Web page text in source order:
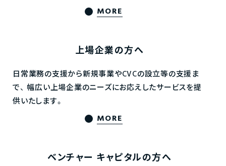
MORE
上場企業の方へ
日常業務の支援から新規事業やCVCの設立等の支援ま
で、 幅広い上場企業のニーズにお応えしたサービスを提
供いたします。
MORE
ベンチャー キャピタルの方へ